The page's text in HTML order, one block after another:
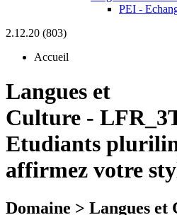
PEI -
2.12.20 (803)
Accueil
Langues et
Culture -
Etudiants
affirmez votre
Domaine > Langues et